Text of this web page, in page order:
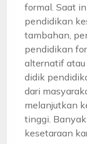
formal. Saat
pendidikan
tambahan,
pendidikan
alternatif atau
didik
dari
melanjutkan
tinggi.
kesetaraan